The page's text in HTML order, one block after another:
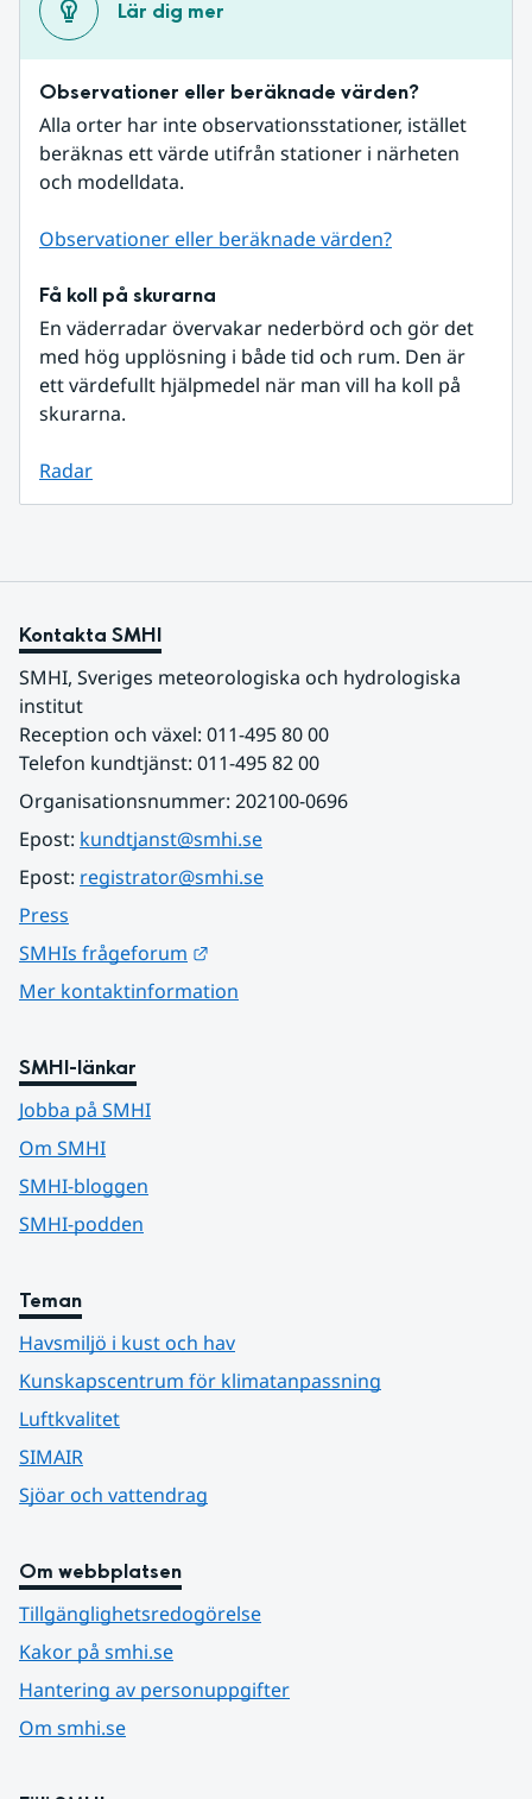
Lär dig mer
Observationer eller beräknade värden?
Alla orter har inte observationsstationer, istället
beräknas ett värde utifrån stationer i närheten
och modelldata.
Observationer eller beräknade värden?
Få koll på skurarna
En väderradar övervakar nederbörd och gör det
med hög upplösning i både tid och rum. Den är
ett värdefullt hjälpmedel när man vill ha koll på
skurarna.
Radar
Kontakta SMHI
SMHI, Sveriges meteorologiska och hydrologiska
institut
Reception och växel: 011-495 80 00
Telefon kundtjänst: 011-495 82 00
Organisationsnummer: 202100-0696
Epost: kundtjanst@smhi.se
Epost: registrator@smhi.se
Press
SMHIs frågeforum
Mer kontaktinformation
SMHI-länkar
Jobba på SMHI
Om SMHI
SMHI-bloggen
SMHI-podden
Teman
Havsmiljö i kust och hav
Kunskapscentrum för klimatanpassning
Luftkvalitet
SIMAIR
Sjöar och vattendrag
Om webbplatsen
Tillgänglighetsredogörelse
Kakor på smhi.se
Hantering av personuppgifter
Om smhi.se